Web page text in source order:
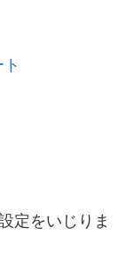
定をいじりま